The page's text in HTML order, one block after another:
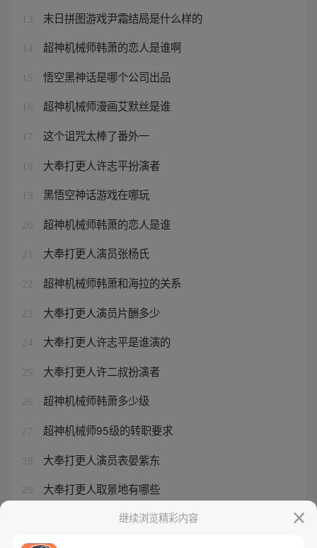
13 末日拼图游戏尹霜结局是什么样的
14 超神机械师韩萧的恋人是谁啊
15 悟空黑神话是哪个公司出品
16 超神机械师漫画艾默丝是谁
17 这个诅咒太棒了番外一
18 大奉打更人许志平扮演者
19 黑悟空神话游戏在哪玩
20 超神机械师韩萧的恋人是谁
21 大奉打更人演员张杨氏
22 超神机械师韩萧和海拉的关系
23 大奉打更人演员片酬多少
24 大奉打更人许志平是谁演的
25 大奉打更人许二叔扮演者
26 超神机械师韩萧多少级
27 超神机械师95级的转职要求
28 大奉打更人演员表晏紫东
29 大奉打更人取景地有哪些
大奉打更人演员表毛晓慧继续浏览精彩内容